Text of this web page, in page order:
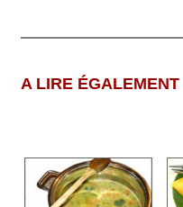
A LIRE ÉGALEMENT